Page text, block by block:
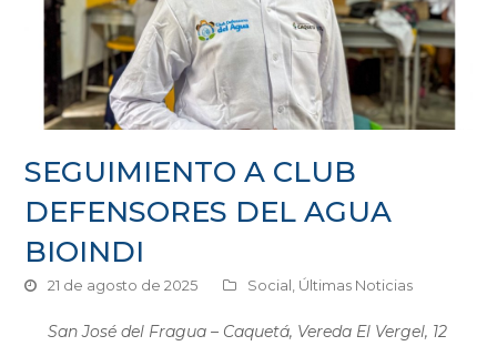
SEGUIMIENTO A CLUB
DEFENSORES DEL AGUA
BIOINDI
21 de agosto de 2025 Social, Últimas Noticias
San José del Fragua – Caquetá, Vereda El Vergel, 12